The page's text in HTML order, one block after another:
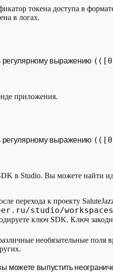
токена доступа в
в логах.
регулярному выражению
приложения.
регулярному выражению
в Studio. Вы можете найти
перехода к проекту
studio/workspaces/
ключ SDK. Ключ
необязательные поля
можете выпустить